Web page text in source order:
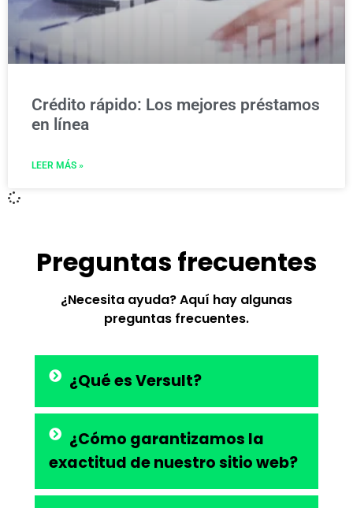
Crédito rápido: Los mejores préstamos
en línea
LEER MÁS »
Preguntas frecuentes
¿Necesita ayuda? Aquí hay algunas
preguntas frecuentes.
¿Qué es Versult?
¿Cómo garantizamos la
exactitud de nuestro sitio web?